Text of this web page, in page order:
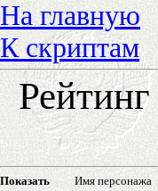
На главную
К скриптам
Показать
Имя персонажа